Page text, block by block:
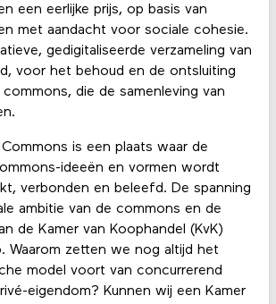
een eerlijke prijs, op basis van
met aandacht voor sociale cohesie.
gedigitaliseerde verzameling van
voor het behoud en de ontsluiting
die de samenleving van
is een plaats waar de
ideeën en vormen wordt
verbonden en beleefd. De spanning
ambitie van de commons en de
de Kamer van Koophandel (KvK)
Waarom zetten we nog altijd het
model voort van concurrerend
eigendom? Kunnen wij een Kamer